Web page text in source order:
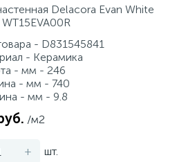
Delacora Evan White
- D831545841
- Керамика
- мм - 246
- мм - 740
- мм - 9.8
/м2
+ шт.